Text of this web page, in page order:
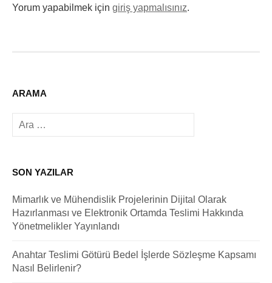
Yorum yapabilmek için giriş yapmalısınız.
ARAMA
Arama:
SON YAZILAR
Mimarlık ve Mühendislik Projelerinin Dijital Olarak
Hazırlanması ve Elektronik Ortamda Teslimi Hakkında
Yönetmelikler Yayınlandı
Anahtar Teslimi Götürü Bedel İşlerde Sözleşme Kapsamı
Nasıl Belirlenir?